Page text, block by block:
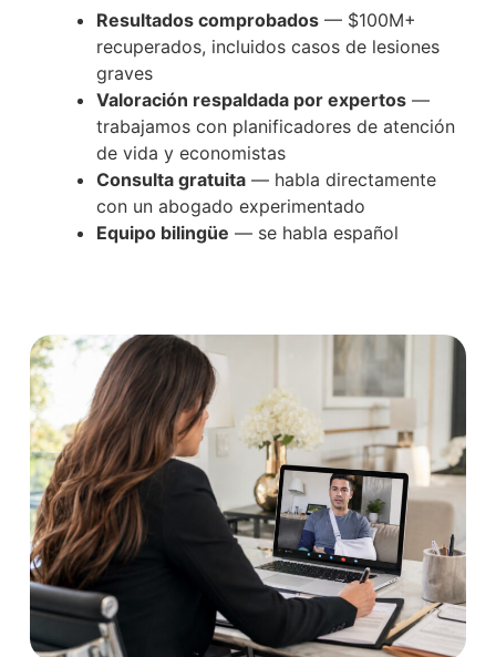
Resultados comprobados— $100M+
recuperados, incluidos casos de lesiones
graves
Valoración respaldada por expertos—
trabajamos con planificadores de atención
de vida y economistas
Consulta gratuita— habla directamente
con un abogado experimentado
Equipo bilingüe — se habla español